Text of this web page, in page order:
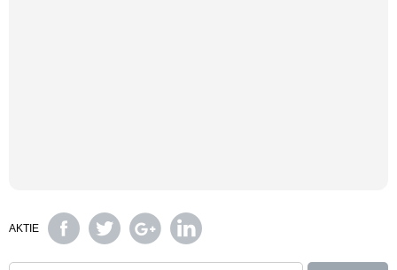
AKTIE